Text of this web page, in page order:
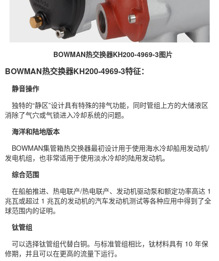
BOWMAN热交换器KH200-4969-3图片
BOWMAN热交换器KH200-4969-3特征：
静音操作
独特的“静区”设计具有特殊的排气功能，同时管组上方的大储液区
消除了气穴或气锁进入冷却系统的问题。
海洋和陆地版本
BOWMAN集管箱热交换器最初设计用于使用海水冷却船用发动机/
发电机组，也非常适用于使用淡水冷却的陆用发动机。
综合范围
在船舶推进、热电联产/热电联产、发动机驱动泵和额定功率高达 1
兆瓦或超过 1 兆瓦的发动机的汽车发动机测试等各种应用中得到了全
球范围内的证明。
钛管组
可以选择钛管组代替白铜。与标准管组相比，钛材料具有 10 年保
修期，并且可以在更高的流量下运行。